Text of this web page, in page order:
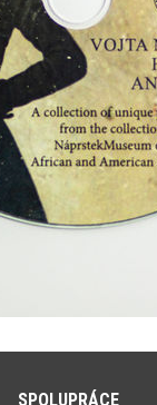
SPOLUPRÁCE